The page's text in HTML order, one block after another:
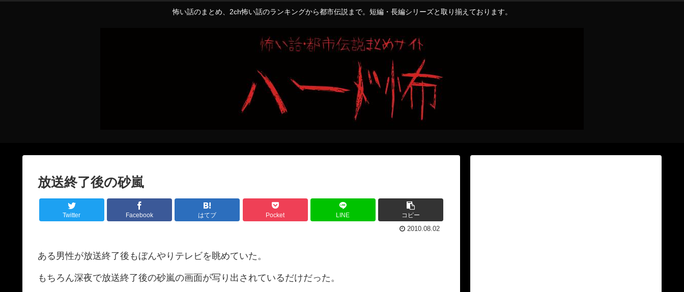
怖い話のまとめ、2ch怖い話のランキングから都市伝説まで。短編・長編シリーズと取り揃えております。
放送終了後の砂嵐
Twitter Facebook はてブ Pocket LINE
コピー
2010.08.02
ある男性が放送終了後もぼんやりテレビを眺めていた。
もちろん深夜で放送終了後の砂嵐の画面が写り出されているだけだった。